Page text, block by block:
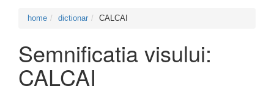
home dictionar CALCAI
Semnificatia visului:
CALCAI